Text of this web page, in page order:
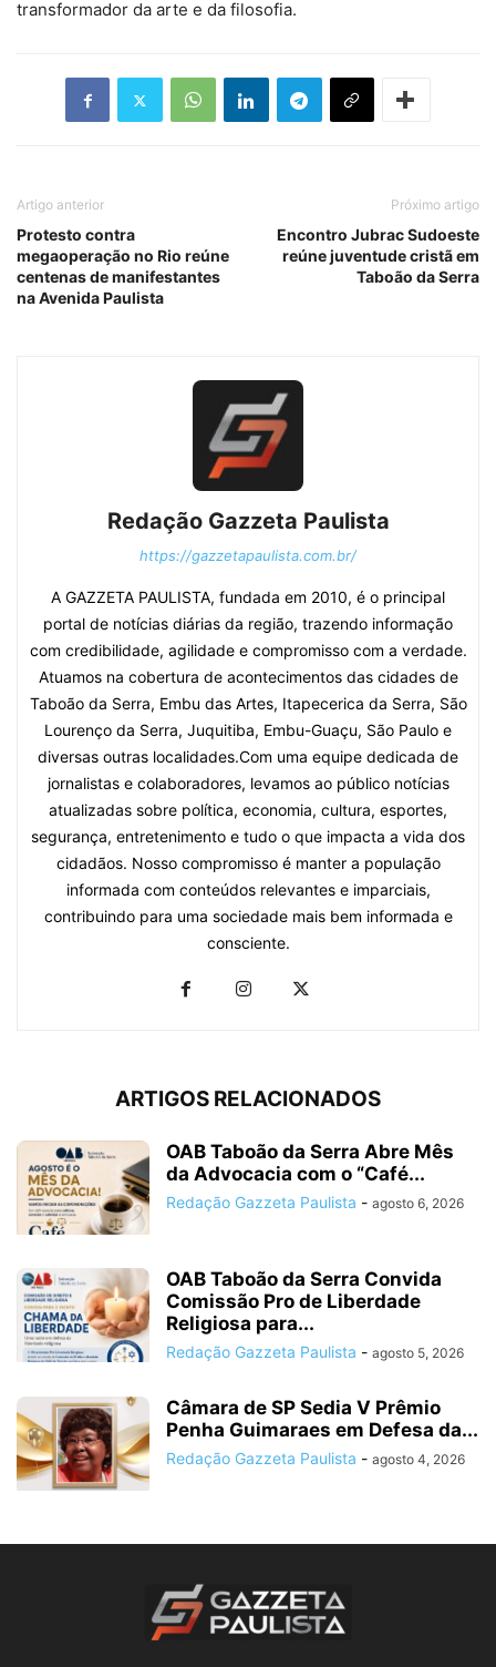
transformador da arte e da filosofia.
Artigo anterior
Protesto contra
megaoperação no Rio reúne
centenas de manifestantes
na Avenida Paulista
Próximo artigo
Encontro Jubrac Sudoeste
reúne juventude cristã em
Taboão da Serra
Redação Gazzeta Paulista
https://gazzetapaulista.com.br/
A GAZZETA PAULISTA, fundada em 2010, é o principal
portal de notícias diárias da região, trazendo informação
com credibilidade, agilidade e compromisso com a verdade.
Atuamos na cobertura de acontecimentos das cidades de
Taboão da Serra, Embu das Artes, Itapecerica da Serra, São
Lourenço da Serra, Juquitiba, Embu-Guaçu, São Paulo e
diversas outras localidades.Com uma equipe dedicada de
jornalistas e colaboradores, levamos ao público notícias
atualizadas sobre política, economia, cultura, esportes,
segurança, entretenimento e tudo o que impacta a vida dos
cidadãos. Nosso compromisso é manter a população
informada com conteúdos relevantes e imparciais,
contribuindo para uma sociedade mais bem informada e
consciente.
ARTIGOS RELACIONADOS
OAB Taboão da Serra Abre Mês
da Advocacia com o “Café...
Redação Gazzeta Paulista - agosto 6, 2026
OAB Taboão da Serra Convida
Comissão Pro de Liberdade
Religiosa para...
Redação Gazzeta Paulista - agosto 5, 2026
Câmara de SP Sedia V Prêmio
Penha Guimaraes em Defesa da...
Redação Gazzeta Paulista - agosto 4, 2026